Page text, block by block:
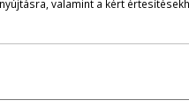
valamint a kért